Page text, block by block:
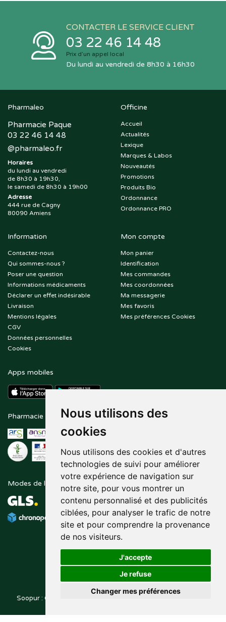
Nous utilisons des
cookies
Nous utilisons des cookies et d'autres
technologies de suivi pour améliorer
votre expérience de navigation sur
notre site, pour vous montrer un
contenu personnalisé et des publicités
ciblées, pour analyser le trafic de notre
site et pour comprendre la provenance
de nos visiteurs.
J'accepte
Je refuse
Changer mes préférences
CONTACTER LE SERVICE CLIENT
03 22 46 14 48
Prix d’un appel local
Du lundi au vendredi de 8h30 à 16h30
Pharmaleo
Pharmacie Paque
03 22 46 14 48
@pharmaleo.fr
Horaires
du lundi au vendredi
de 8h30 à 19h30,
le samedi de 8h30 à 19h00
Adresse
444 rue de Cagny
80090 Amiens
Officine
Accueil
Actualités
Lexique
Marques & Labos
Nouveautés
Promotions
Produits Bio
Ordonnance
Ordonnance PRO
Information
Contactez-nous
Qui sommes-nous ?
Poser une question
Informations médicaments
Déclarer un effet indésirable
Livraison
Mentions légales
CGV
Données personnelles
Cookies
Mon compte
Mon panier
Identification
Mes commandes
Mes coordonnées
Ma messagerie
Mes favoris
Mes préférences Cookies
Apps mobiles
Pharmacie en ligne agréée Paiement sécurisé
Modes de livraison Suivez-nous sur
Soopur : Cosmétiques, soin de la peau, maquillage, toutes vos